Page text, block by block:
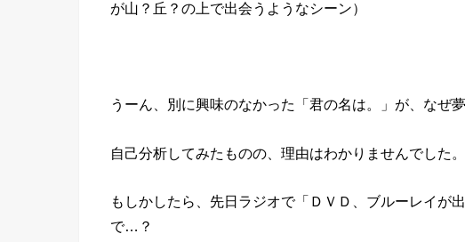
が山？丘？の上で出会うようなシーン）
うーん、別に興味のなかった「君の名は。」が、なぜ
自己分析してみたものの、理由はわかりませんでした。
もしかしたら、先日ラジオで「ＤＶＤ、ブルーレイが
で…？